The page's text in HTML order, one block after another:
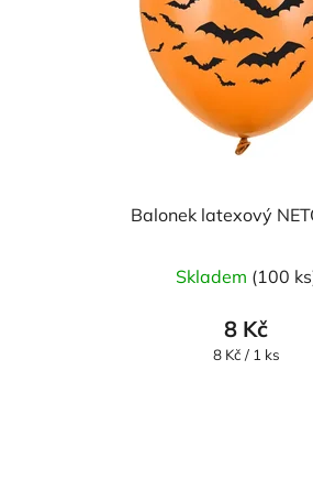
Balonek latexový
Skladem (100
8 Kč
Měrná
8 Kč / 1 ks